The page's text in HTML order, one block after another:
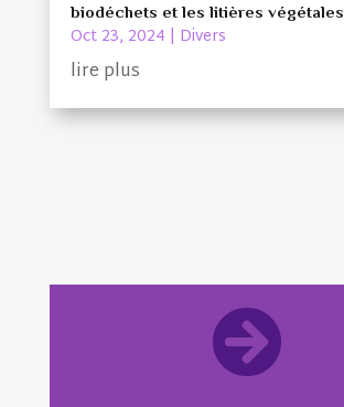
biodéchets et les litières végétales
Oct 23, 2024 | Divers
lire plus
